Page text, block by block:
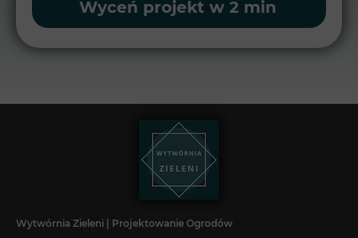
Wyceń projekt w 2 min
Wytwórnia Zieleni | Projektowanie Ogrodów